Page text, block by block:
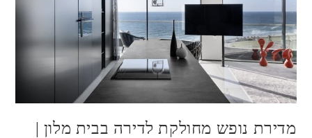
מדירת נופש מחולקת לדירה בבית מלון |